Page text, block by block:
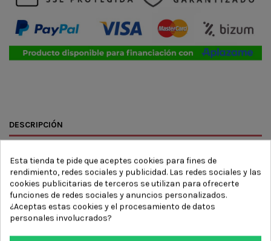
DESCRIPCIÓN
RESEÑAS(0)
ELITE MOTION ADAPTOR UPGRADE KIT NEXT
LEVEL RACING
Esta tienda te pide que aceptes cookies para fines de
rendimiento, redes sociales y publicidad. Las redes sociales y las
cookies publicitarias de terceros se utilizan para ofrecerte
funciones de redes sociales y anuncios personalizados.
¿Aceptas estas cookies y el procesamiento de datos
personales involucrados?